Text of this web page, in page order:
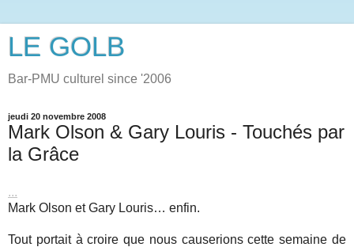
LE GOLB
Bar-PMU culturel since '2006
jeudi 20 novembre 2008
Mark Olson & Gary Louris - Touchés par
la Grâce
...
Mark Olson et Gary Louris… enfin.
Tout portait à croire que nous causerions cette semaine de